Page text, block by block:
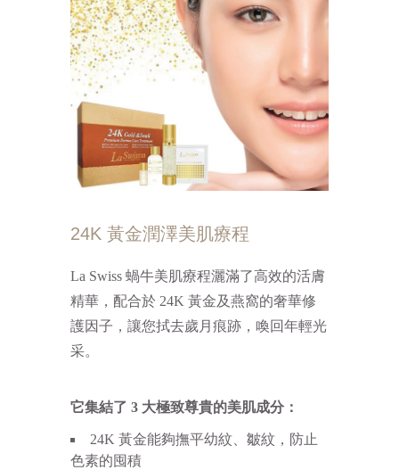
24K 黃金潤澤美肌療程
La Swiss 蝸牛美肌療程灑滿了高效的活膚
精華，配合於 24K 黃金及燕窩的奢華修
護因子，讓您拭去歲月痕跡，喚回年輕光
采。
它集結了 3 大極致尊貴的美肌成分：
24K 黃金能夠撫平幼紋、皺紋，防止
色素的囤積